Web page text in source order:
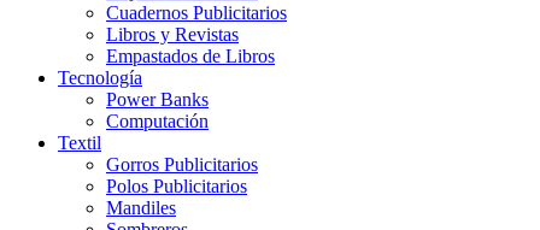
Cuadernos Publicitarios
Libros y Revistas
Empastados de Libros
Tecnología
Power Banks
Computación
Textil
Gorros Publicitarios
Polos Publicitarios
Mandiles